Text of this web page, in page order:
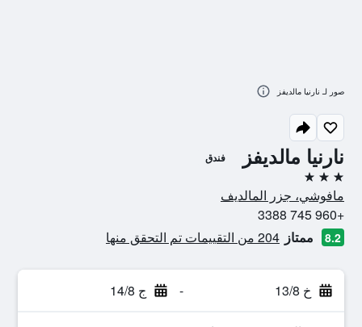
نارنيا مالديفز فندق
3 نجوم
مافوشي، جزر المالديف
+960 745 3388
8.2 ممتاز 204 من التقييمات تم التحقق منها
خ 13/8 - ج 14/8
صور لـ نارنيا مالديفز